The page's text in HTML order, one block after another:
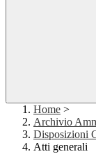
Home >
Archivio
Disposizioni
Atti generali